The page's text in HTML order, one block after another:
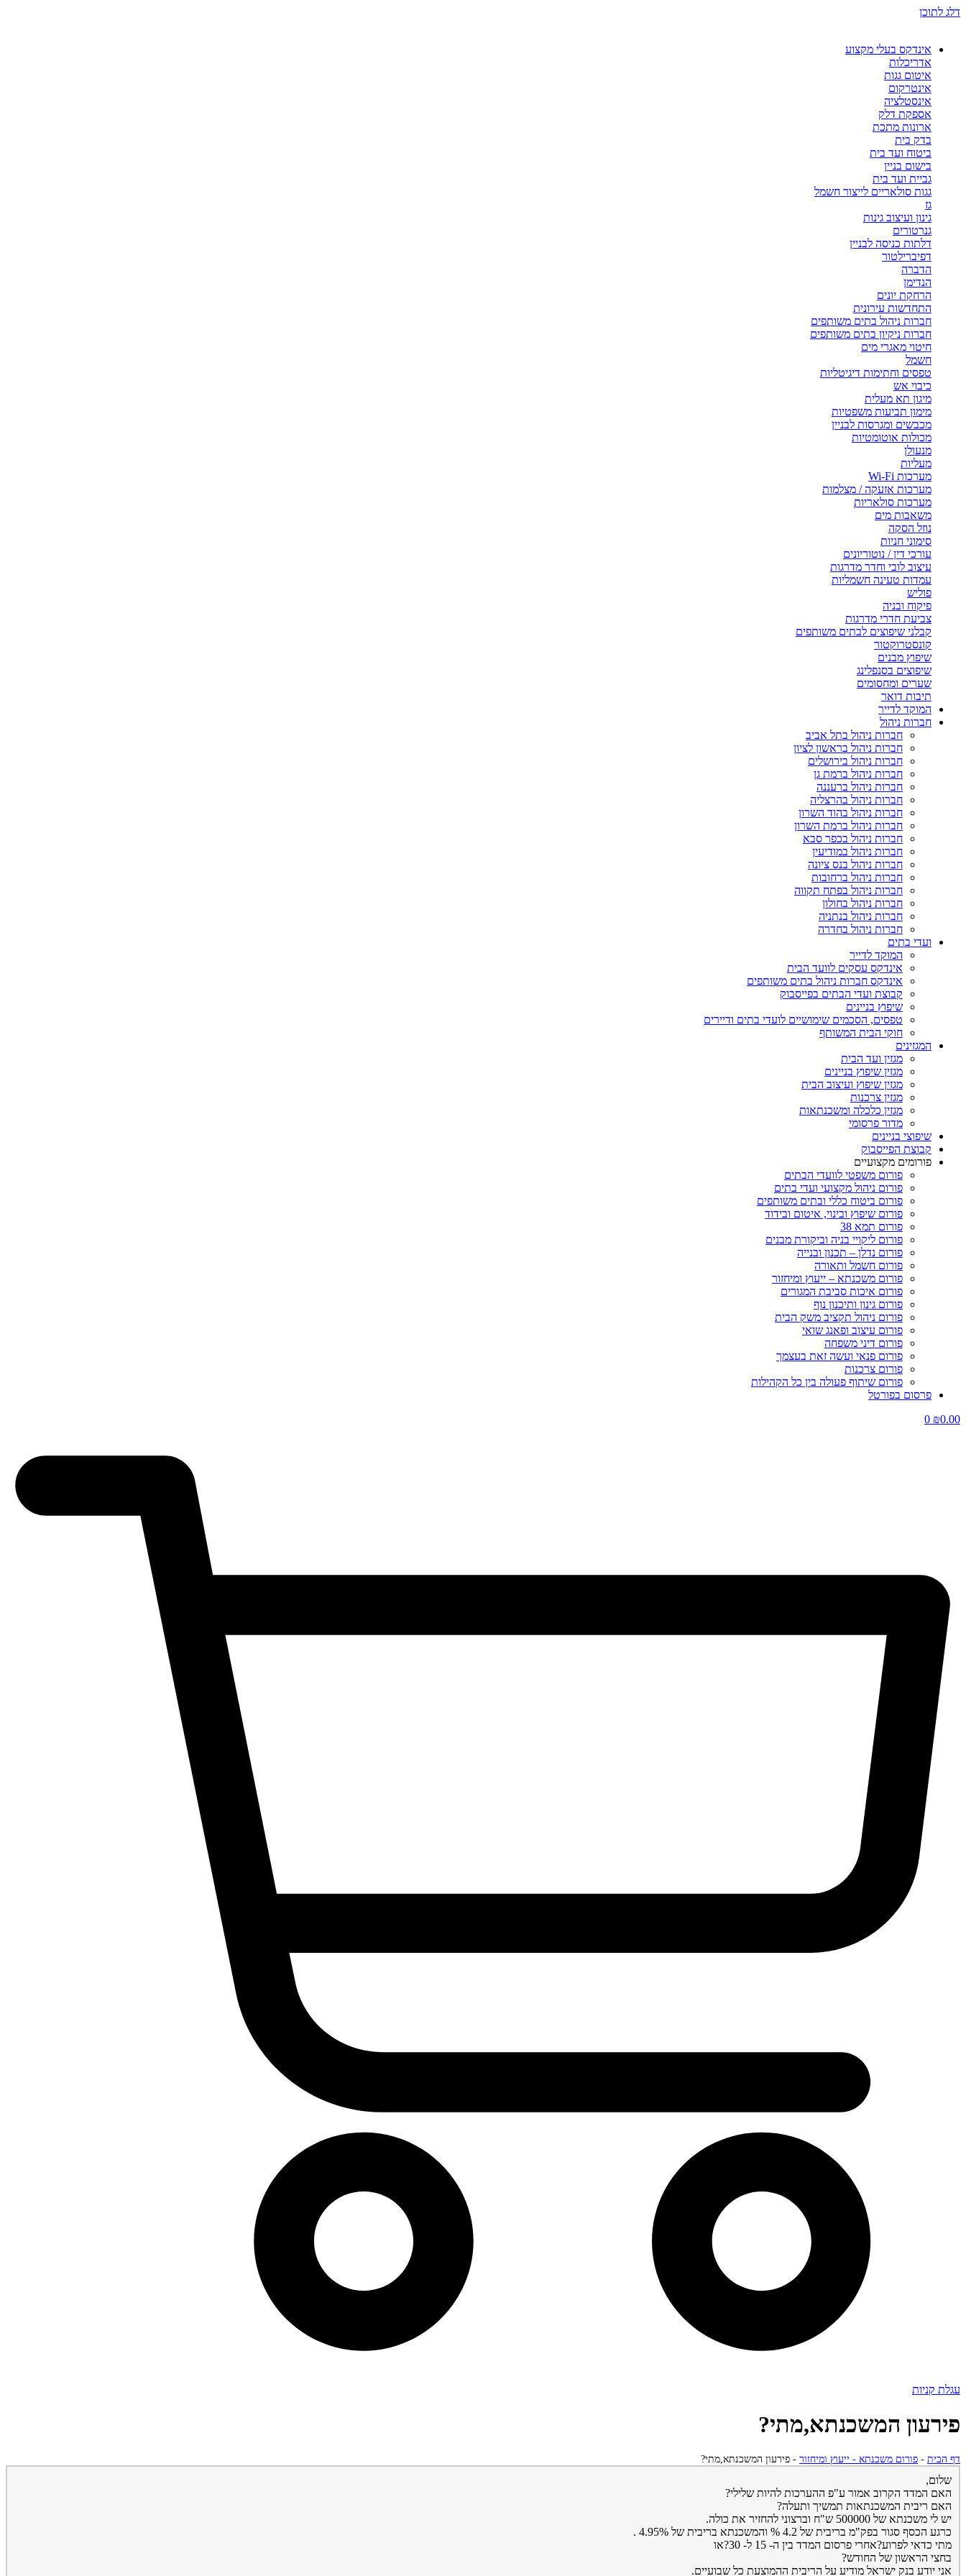
דלג לתוכן
אינדקס בעלי מקצוע
אדריכלות
איטום גגות
אינטרקום
אינסטלציה
אספקת דלק
ארונות מתכת
בדק בית
ביטוח ועד בית
בישום בניין
גביית ועד בית
גגות סולאריים לייצור חשמל
גז
גינון ועיצוב גינות
גנרטורים
דלתות כניסה לבניין
דפיברילטור
הדברה
הנדימן
הרחקת יונים
התחדשות עירונית
חברות ניהול בתים משותפים
חברות ניקיון בתים משותפים
חיטוי מאגרי מים
חשמל
טפסים וחתימות דיגיטליות
כיבוי אש
מיגון תא מעלית
מימון תביעות משפטיות
מכבשים ומגרסות לבניין
מכולות אוטומטיות
מנעולן
מעליות
מערכות Wi-Fi
מערכות אזעקה / מצלמות
מערכות סולאריות
משאבות מים
נוזל הסקה
סימוני חניות
עורכי דין / נוטוריונים
עיצוב לובי וחדר מדרגות
עמדות טעינה חשמליות
פוליש
פיקוח ובניה
צביעת חדרי מדרגות
קבלני שיפוצים לבתים משותפים
קונסטרוקטור
שיפוץ מבנים
שיפוצים בסנפלינג
שערים ומחסומים
תיבות דואר
המוקד לדייר
חברות ניהול
חברות ניהול בתל אביב
חברות ניהול בראשון לציון
חברות ניהול בירושלים
חברות ניהול ברמת גן
חברות ניהול ברעננה
חברות ניהול בהרצליה
חברות ניהול בהוד השרון
חברות ניהול ברמת השרון
חברות ניהול בכפר סבא
חברות ניהול במודיעין
חברות ניהול בנס ציונה
חברות ניהול ברחובות
חברות ניהול בפתח תקווה
חברות ניהול בחולון
חברות ניהול בנתניה
חברות ניהול בחדרה
ועדי בתים
המוקד לדייר
אינדקס עסקים לוועד הבית
אינדקס חברות ניהול בתים משותפים
קבוצת ועדי הבתים בפייסבוק
שיפוץ בניינים
טפסים, הסכמים שימושיים לועדי בתים ודיירים
חוקי הבית המשותף
המגזינים
מגזין ועד הבית
מגזין שיפוץ בניינים
מגזין שיפוץ ועיצוב הבית
מגזין צרכנות
מגזין כלכלה ומשכנתאות
מדור פרסומי
שיפוצי בניינים
קבוצת הפייסבוק
פורומים מקצועיים
פורום משפטי לוועדי הבתים
פורום ניהול מקצועי ועדי בתים
פורום ביטוח כללי ובתים משותפים
פורום שיפוץ ובינוי, איטום ובידוד
פורום תמא 38
פורום ליקויי בניה וביקורת מבנים
פורום נדלן – תכנון ובנייה
פורום חשמל ותאורה
פורום משכנתא – ייעוץ ומיחזור
פורום איכות סביבת המגורים
פורום גינון ותיכנון נוף
פורום ניהול תקציב משק הבית
פורום עיצוב ופאנג שואי
פורום דיני משפחה
פורום פנאי ועשה זאת בעצמך
פורום צרכנות
פורום שיתוף פעולה בין כל הקהילות
פרסום בפורטל
₪0.00
0
עגלת קניות
פירעון המשכנתא,מתי?
דף הבית - פורום משכנתא - ייעוץ ומיחזור - פירעון המשכנתא,מתי?
שלום,
האם המדד הקרוב אמור ע"פ ההערכות להיות שלילי?
האם ריבית המשכנתאות תמשיך ותעלה?
יש לי משכנתא של 500000 ש"ח וברצוני להחזיר את כולה.
כרגע הכסף סגור בפק"מ בריבית של 4.2 % והמשכנתא בריבית של 4.95% .
מתי כדאי לפרוע?אחרי פרסום המדד בין ה- 15 ל- 30?או
בחצי הראשון של החודש?
אני יודע בנק ישראל מודיע על הריבית ההמוצעת כל שבועיים.